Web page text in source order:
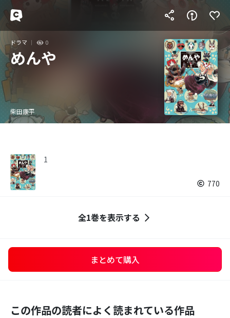
ドラマ 0
めんや
柴田康平
1
770
全1巻を表示する
まとめて購入
この作品の読者によく読まれている作品